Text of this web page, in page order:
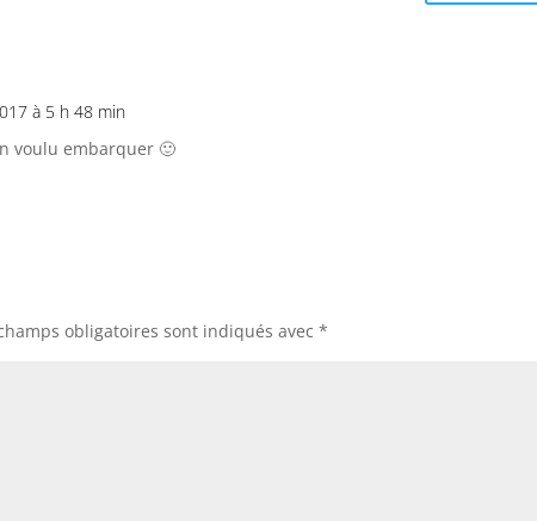
à 5 h 48 min
voulu embarquer 🙂
obligatoires sont indiqués avec*